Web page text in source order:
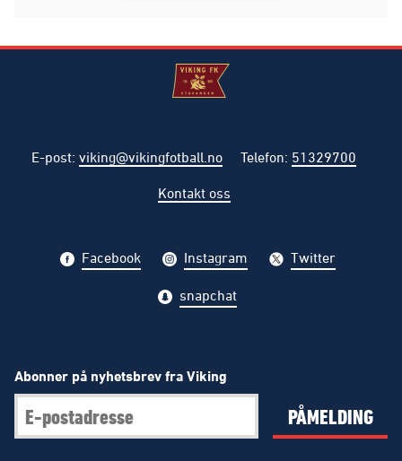
E-post: viking@vikingfotball.no Telefon: 51329700
Kontakt oss
Facebook Instagram Twitter
snapchat
Abonner på nyhetsbrev fra Viking
PÅMELDING